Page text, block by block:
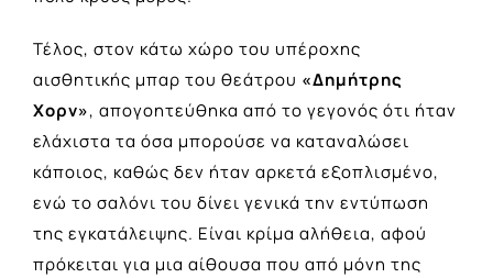
Τέλος, στον κάτω χώρο του υπέροχης
αισθητικής μπαρ του θεάτρου «Δημήτρης
Χορν», απογοητεύθηκα από το γεγονός ότι ήταν
ελάχιστα τα όσα μπορούσε να καταναλώσει
κάποιος, καθώς δεν ήταν αρκετά εξοπλισμένο,
ενώ το σαλόνι του δίνει γενικά την εντύπωση
της εγκατάλειψης. Είναι κρίμα αλήθεια, αφού
πρόκειται για μια αίθουσα που από μόνη της